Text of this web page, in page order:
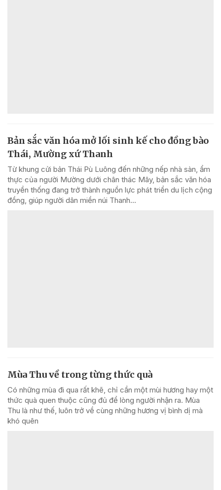
Bản sắc văn hóa mở lối sinh kế cho đồng bào
Thái, Mường xứ Thanh
Từ khung cửi bản Thái Pù Luông đến những nếp nhà sàn, ẩm
thực của người Mường dưới chân thác Mây, bản sắc văn hóa
truyền thống đang trở thành nguồn lực phát triển du lịch cộng
đồng, giúp người dân miền núi Thanh...
Mùa Thu về trong từng thức quà
Có những mùa đi qua rất khẽ, chỉ cần một mùi hương hay một
thức quà quen thuộc cũng đủ để lòng người nhận ra. Mùa
Thu là như thế, luôn trở về cùng những hương vị bình dị mà
khó quên